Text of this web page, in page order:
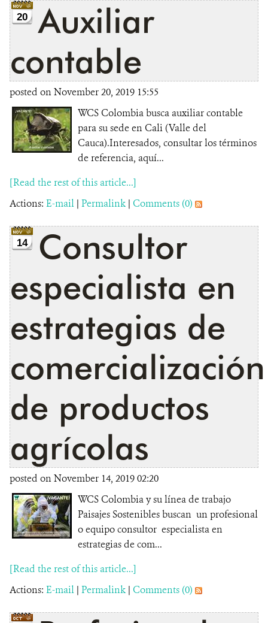
20
Auxiliar
contable
posted on November 20, 2019 15:55
WCS Colombia busca auxiliar contable
para su sede en Cali (Valle del
Cauca).Interesados, consultar los términos
de referencia, aquí...
[Read the rest of this article...]
Actions: E-mail | Permalink | Comments (0)
14
Consultor
especialista en
estrategias de
comercialización
de productos
agrícolas
posted on November 14, 2019 02:20
WCS Colombia y su línea de trabajo
Paisajes Sostenibles buscan un profesional
o equipo consultor especialista en
estrategias de com...
[Read the rest of this article...]
Actions: E-mail | Permalink | Comments (0)